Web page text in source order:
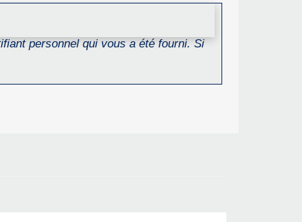
personnel qui vous a été fourni. Si